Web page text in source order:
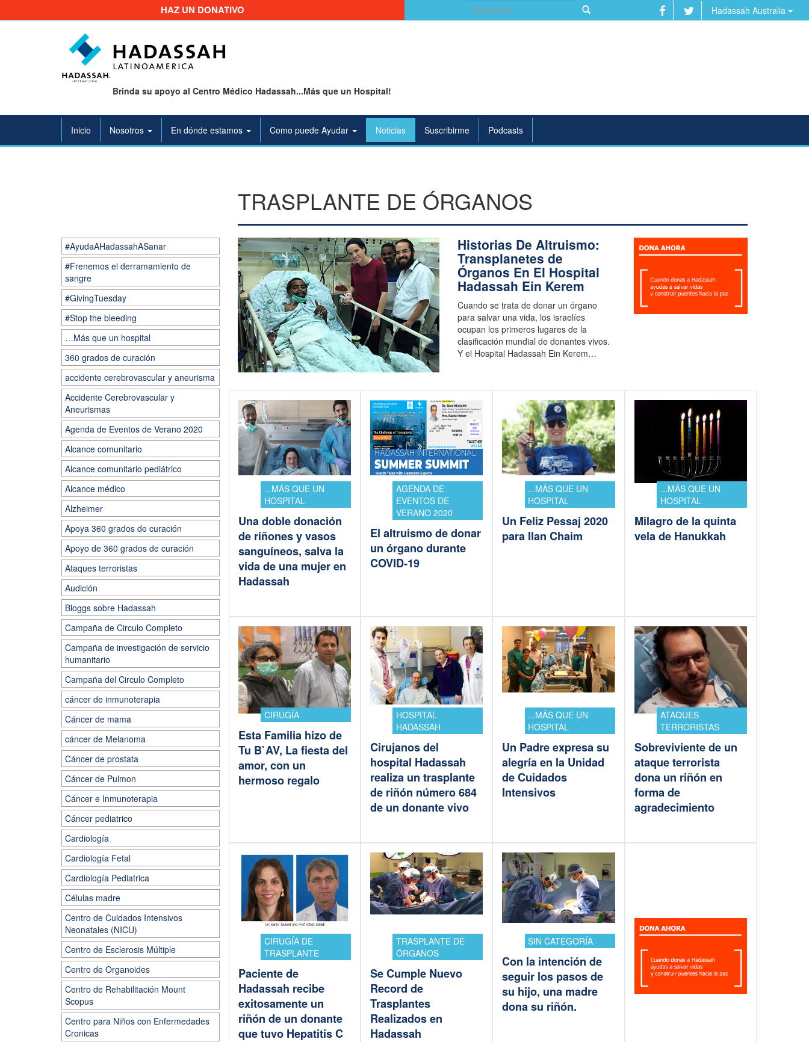
HAZ UN DONATIVO Buscar: Hadassah Australia
Brinda su apoyo al Centro Médico Hadassah...Más que un Hospital!
Inicio Nosotros En dónde estamos Como puede Ayudar Noticias Suscribirme Podcasts
TRASPLANTE DE ÓRGANOS
#AyudaAHadassahASanar
#Frenemos el derramamiento de
sangre
#GivingTuesday
#Stop the bleeding
…Más que un hospital
360 grados de curación
accidente cerebrovascular y aneurisma
Accidente Cerebrovascular y
Aneurismas
Agenda de Eventos de Verano 2020
Alcance comunitario
Alcance comunitario pediátrico
Alcance médico
Alzheimer
Apoya 360 grados de curación
Apoyo de 360 grados de curación
Ataques terroristas
Audición
Bloggs sobre Hadassah
Campaña de Circulo Completo
Campaña de investigación de servicio
humanitario
Campaña del Circulo Completo
cáncer de inmunoterapia
Cáncer de mama
cáncer de Melanoma
Cáncer de prostata
Cáncer de Pulmon
Cáncer e Inmunoterapia
Cáncer pediatrico
Cardiología
Cardiología Fetal
Cardiología Pediatrica
Células madre
Centro de Cuidados Intensivos
Neonatales (NICU)
Centro de Esclerosis Múltiple
Centro de Organoides
Centro de Rehabilitación Mount
Scopus
Centro para Niños con Enfermedades
Cronicas
Historias De Altruismo:
Transplanetes de
Órganos En El Hospital
Hadassah Ein Kerem
Cuando se trata de donar un órgano
para salvar una vida, los israelíes
ocupan los primeros lugares de la
clasificación mundial de donantes vivos.
Y el Hospital Hadassah Ein Kerem…
...MÁS QUE UN
HOSPITAL
Una doble donación
de riñones y vasos
sanguíneos, salva la
vida de una mujer en
Hadassah
AGENDA DE
EVENTOS DE
VERANO 2020
El altruismo de donar
un órgano durante
COVID-19
...MÁS QUE UN
HOSPITAL
Un Feliz Pessaj 2020
para Ilan Chaim
...MÁS QUE UN
HOSPITAL
Milagro de la quinta
vela de Hanukkah
CIRUGÍA
Esta Familia hizo de
Tu B`AV, La fiesta del
amor, con un
hermoso regalo
HOSPITAL
HADASSAH
Cirujanos del
hospital Hadassah
realiza un trasplante
de riñón número 684
de un donante vivo
...MÁS QUE UN
HOSPITAL
Un Padre expresa su
alegría en la Unidad
de Cuidados
Intensivos
ATAQUES
TERRORISTAS
Sobreviviente de un
ataque terrorista
dona un riñón en
forma de
agradecimiento
CIRUGÍA DE
TRASPLANTE
Paciente de
Hadassah recibe
exitosamente un
riñón de un donante
que tuvo Hepatitis C
TRASPLANTE DE
ÓRGANOS
Se Cumple Nuevo
Record de
Trasplantes
Realizados en
Hadassah
SIN CATEGORÍA
Con la intención de
seguir los pasos de
su hijo, una madre
dona su riñón.